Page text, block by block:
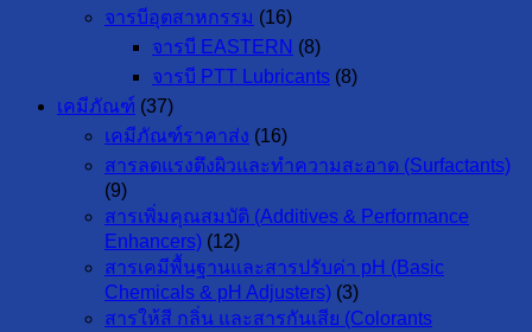
จารบีอุตสาหกรรม (16)
จารบี EASTERN (8)
จารบี PTT Lubricants (8)
เคมีภัณฑ์ (37)
เคมีภัณฑ์ราคาส่ง (16)
สารลดแรงตึงผิวและทำความสะอาด (Surfactants)
(9)
สารเพิ่มคุณสมบัติ (Additives & Performance
Enhancers) (12)
สารเคมีพื้นฐานและสารปรับค่า pH (Basic
Chemicals & pH Adjusters) (3)
สารให้สี กลิ่น และสารกันเสีย (Colorants